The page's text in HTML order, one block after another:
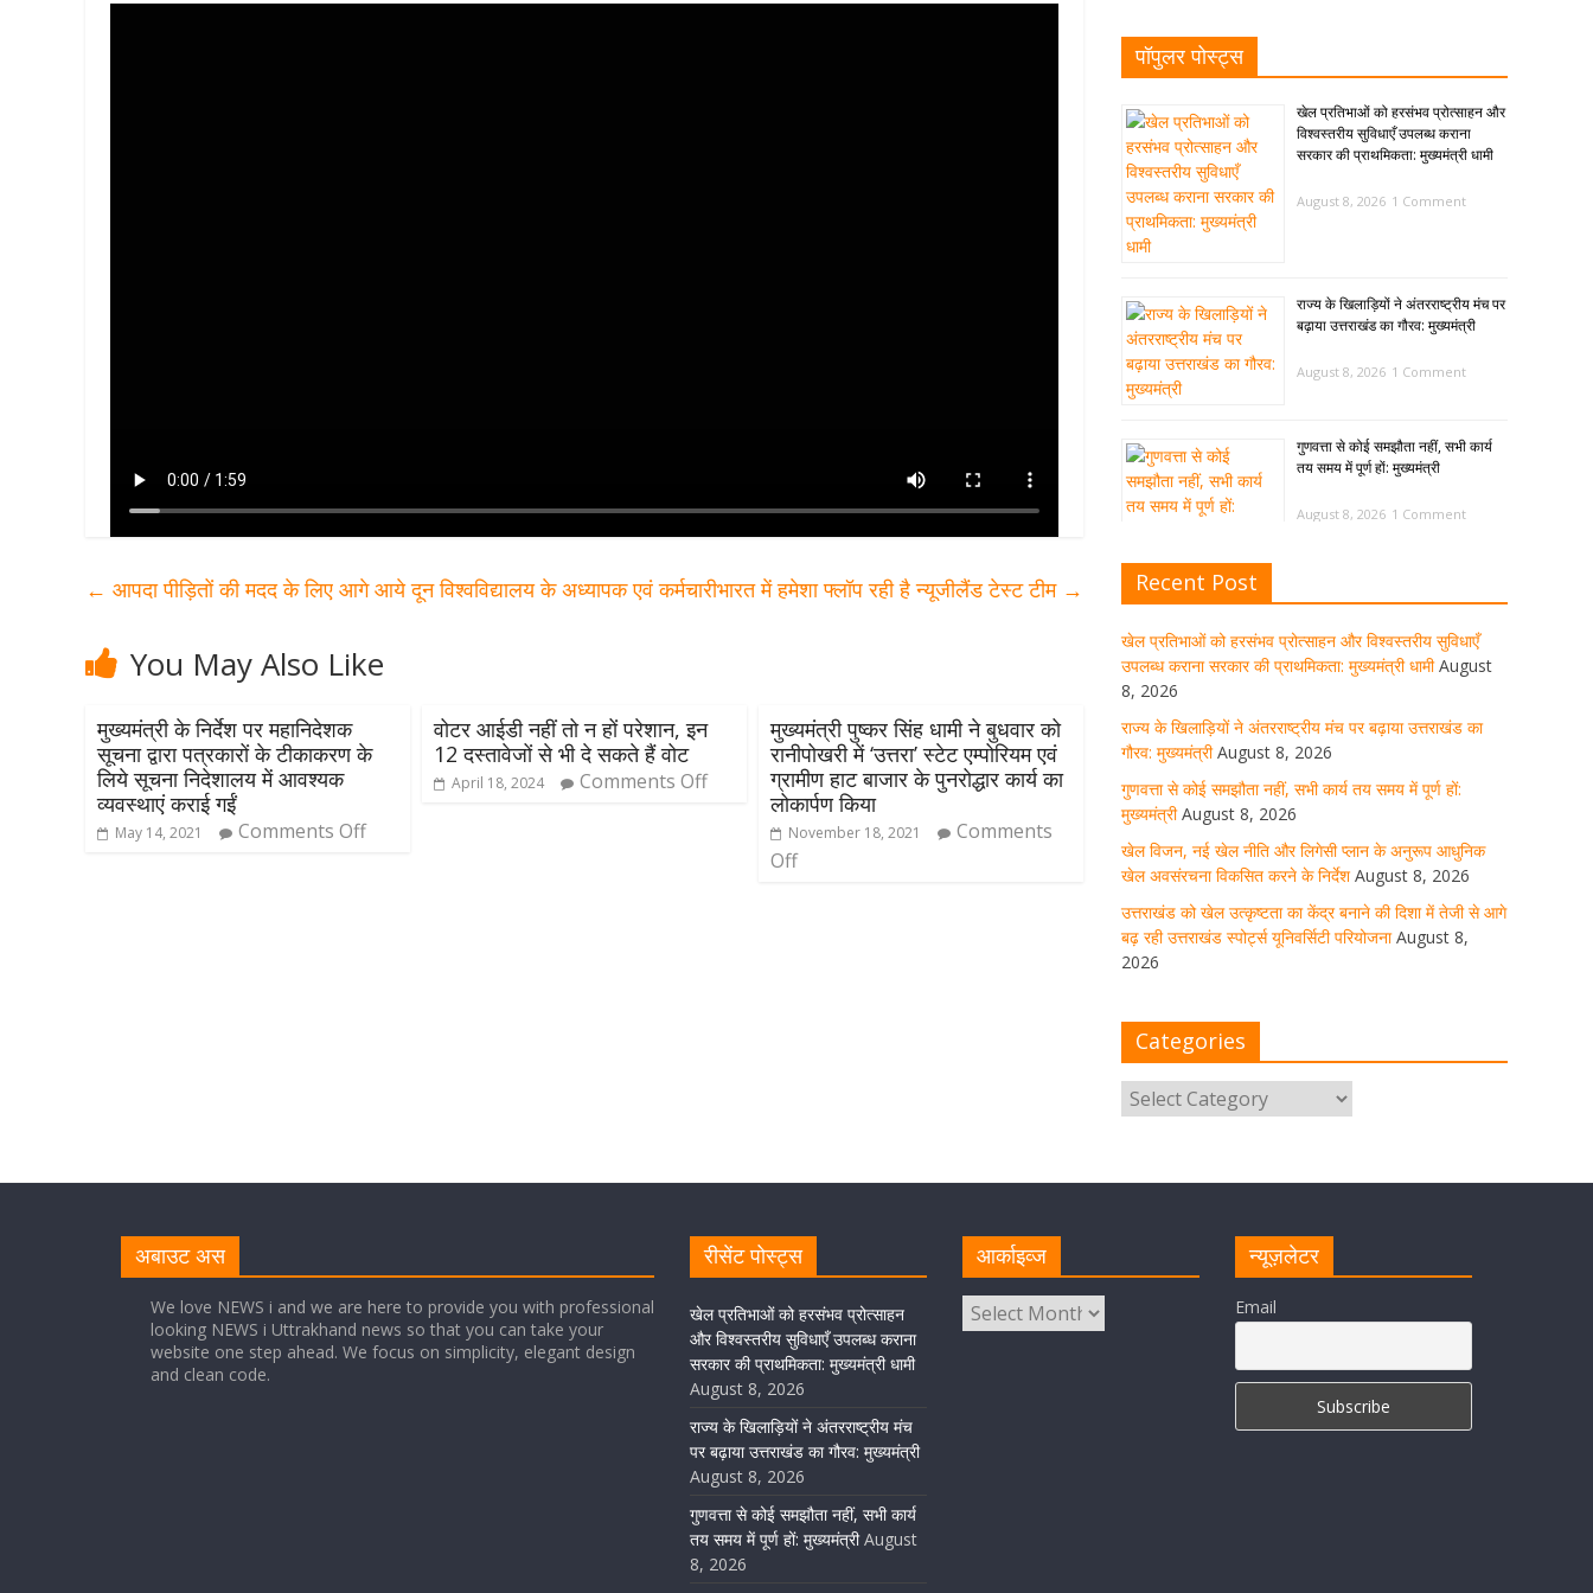
← आपदा पीड़ितों की मदद के लिए आगे आये दून विश्वविद्यालय के अध्यापक एवं कर्मचारीभारत में हमेशा फ्लॉप रही है न्यूजीलैंड टेस्ट टीम →
You May Also Like
मुख्यमंत्री के निर्देश पर महानिदेशक
सूचना द्वारा पत्रकारों के टीकाकरण के
लिये सूचना निदेशालय में आवश्यक
व्यवस्थाएं कराई गईं
May 14, 2021 Comments Off
वोटर आईडी नहीं तो न हों परेशान, इन
12 दस्तावेजों से भी दे सकते हैं वोट
April 18, 2024 Comments Off
मुख्यमंत्री पुष्कर सिंह धामी ने बुधवार को
रानीपोखरी में ‘उत्तरा’ स्टेट एम्पोरियम एवं
ग्रामीण हाट बाजार के पुनरोद्धार कार्य का
लोकार्पण किया
November 18, 2021
Comments
Off
पॉपुलर पोस्ट्स
खेल प्रतिभाओं को हरसंभव प्रोत्साहन और
विश्वस्तरीय सुविधाएँ उपलब्ध कराना
सरकार की प्राथमिकता: मुख्यमंत्री धामी
August 8, 2026 1 Comment
राज्य के खिलाड़ियों ने अंतरराष्ट्रीय मंच पर
बढ़ाया उत्तराखंड का गौरव: मुख्यमंत्री
August 8, 2026 1 Comment
गुणवत्ता से कोई समझौता नहीं, सभी कार्य
तय समय में पूर्ण हों: मुख्यमंत्री
August 8, 2026 1 Comment
प्लान के अनुरूप आधुनिक खेल अवसंरचना
विकसित करने के निर्देश
August 8, 2026 1 Comment
उत्तराखंड को खेल उत्कृष्टता का केंद्र
बनाने की दिशा में तेजी से आगे बढ़ रही
उत्तराखंड स्पोर्ट्स यूनिवर्सिटी परियोजना
August 8, 2026 1 Comment
मुख्य सचिव ने कहा- कौशल विकास से
संबंधित सभी विभाग एक प्लेटफॉर्म पर करें
साइबर अपराध नियंत्रण व प्रबंधन में
उत्तराखंड पुलिस का पांचवां नंबर, सीएम
धामी ने दी बधाई
निलंबित
मजदूरी, ओवरटाइम पर मिलेगा दोगुना
भुगतान
Recent Post
खेल प्रतिभाओं को हरसंभव प्रोत्साहन और विश्वस्तरीय सुविधाएँ
उपलब्ध कराना सरकार की प्राथमिकता: मुख्यमंत्री धामी August
8, 2026
राज्य के खिलाड़ियों ने अंतरराष्ट्रीय मंच पर बढ़ाया उत्तराखंड का
गौरव: मुख्यमंत्री August 8, 2026
गुणवत्ता से कोई समझौता नहीं, सभी कार्य तय समय में पूर्ण हों:
मुख्यमंत्री August 8, 2026
खेल विजन, नई खेल नीति और लिगेसी प्लान के अनुरूप आधुनिक
खेल अवसंरचना विकसित करने के निर्देश August 8, 2026
उत्तराखंड को खेल उत्कृष्टता का केंद्र बनाने की दिशा में तेजी से आगे
बढ़ रही उत्तराखंड स्पोर्ट्स यूनिवर्सिटी परियोजना August 8,
2026
Categories
अबाउट अस
We love NEWS i and we are here to provide you with professional
looking NEWS i Uttrakhand news so that you can take your
website one step ahead. We focus on simplicity, elegant design
and clean code.
रीसेंट पोस्ट्स
खेल प्रतिभाओं को हरसंभव प्रोत्साहन
और विश्वस्तरीय सुविधाएँ उपलब्ध कराना
सरकार की प्राथमिकता: मुख्यमंत्री धामी
August 8, 2026
राज्य के खिलाड़ियों ने अंतरराष्ट्रीय मंच
पर बढ़ाया उत्तराखंड का गौरव: मुख्यमंत्री
August 8, 2026
गुणवत्ता से कोई समझौता नहीं, सभी कार्य
तय समय में पूर्ण हों: मुख्यमंत्री August
8, 2026
आर्काइव्ज न्यूज़लेटर
Email